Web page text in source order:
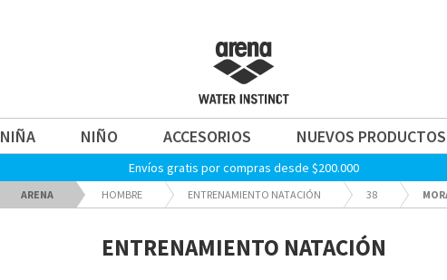
NIÑA NIÑO ACCESORIOS NUEVOS PRODUCTOS
Envíos gratis por compras desde $200.000
ARENA HOMBRE ENTRENAMIENTO NATACIÓN 38
ENTRENAMIENTO NATACIÓN